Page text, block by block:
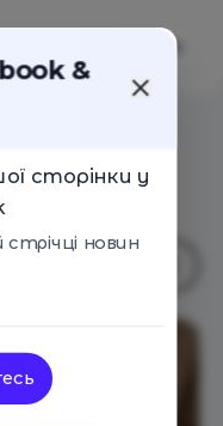
&
сторінки у
новин